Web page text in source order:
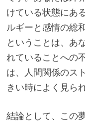
けている状態にあ
ルギーと感情の総
ということは、あ
れていることへの
は、人間関係のス
きい時によく見ら
結論として、この